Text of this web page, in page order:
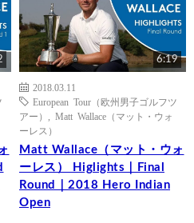
6:19
2018.03.11
European Tour（欧州男子ゴルフツ
アー）
Matt Wallace（マット・ウォ
ーレス）
Matt Wallace（マット・ウォ
ーレス） Higlights｜Final
Round｜2018 Hero Indian
Open